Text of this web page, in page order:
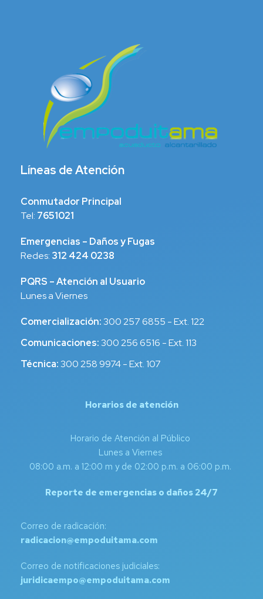
Líneas de Atención
Conmutador Principal
Tel: 7651021
Emergencias – Daños y Fugas
Redes: 312 424 0238
PQRS – Atención al Usuario
Lunes a Viernes
Comercialización:300 257 6855 - Ext. 122
Comunicaciones:300 256 6516 - Ext. 113
Técnica:300 258 9974 - Ext. 107
Horarios de atención
Horario de Atención al Público
Lunes a Viernes
08:00 a.m. a 12:00 m y de 02:00 p.m. a 06:00 p.m.
Reporte de emergencias o daños 24/7
Correo de radicación:
radicacion@empoduitama.com
Correo de notificaciones judiciales:
juridicaempo@empoduitama.com